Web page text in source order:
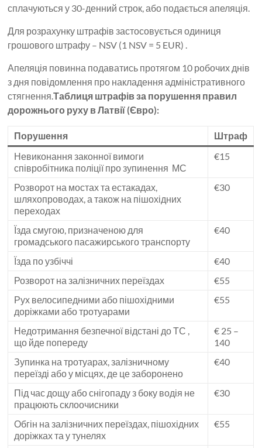
сплачуються у 30-денний строк, або подається апеляція.
Для розрахунку штрафів застосовується одиниця
грошового штрафу – NSV (1 NSV = 5 EUR) .
Апеляція повинна подаватись протягом 10 робочих днів
з дня повідомлення про накладення адміністративного
стягнення.Таблиця штрафів за порушення правил
дорожнього руху в Латвії (Євро):
Порушення
Штраф
Невиконання законної вимоги
співробітника поліції про зупинення МС
€15
Розворот на мостах та естакадах,
шляхопроводах, а також на пішохідних
переходах
€30
Їзда смугою, призначеною для
громадського пасажирського транспорту
€40
Їзда по узбіччі
€40
Розворот на залізничних переїздах
€55
Рух велосипедними або пішохідними
доріжками або тротуарами
€55
Недотримання безпечної відстані до ТС ,
що йде попереду
€ 25 –
140
Зупинка на тротуарах, залізничному
переїзді або у місцях, де це заборонено
€40
Під час дощу або снігопаду з боку водія не
працюють склоочисники
€30
Обгін на залізничних переїздах, пішохідних
доріжках та у тунелях
€55